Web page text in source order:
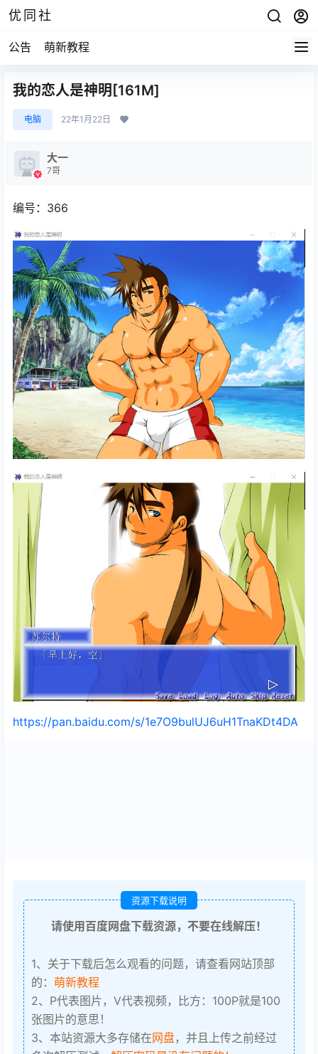
优同社
公告 萌新教程
我的恋人是神明[161M]
电脑 22年1月22日
大一
7哥
编号：366
https://pan.baidu.com/s/1e7O9bulUJ6uH1TnaKDt4DA
资源下载说明
请使用百度网盘下载资源，不要在线解压！
1、关于下载后怎么观看的问题，请查看网站顶部
的： 萌新教程
2、P代表图片，V代表视频，比方：100P就是100
张图片的意思！
3、本站资源大多存储在网盘，并且上传之前经过